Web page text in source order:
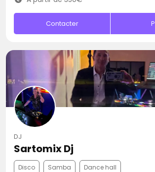
Contacter
DJ
Sartomix Dj
Disco Samba Dance hall